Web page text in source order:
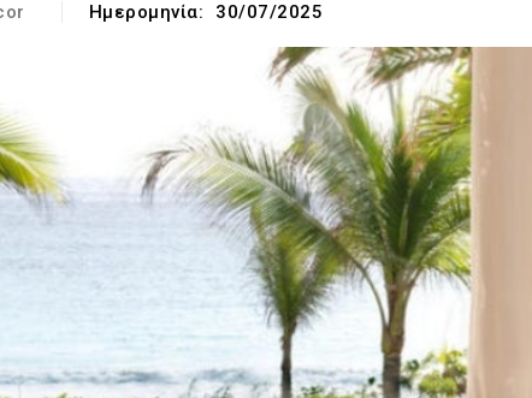
Ημερομηνία: 30/07/2025